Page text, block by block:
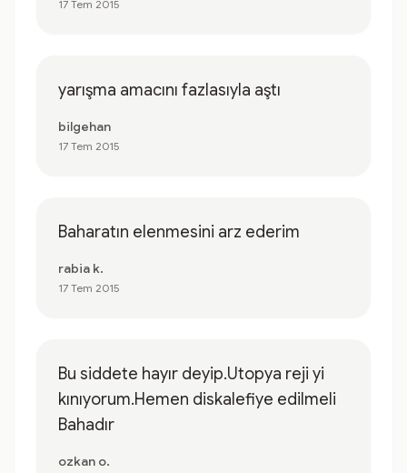
17 Tem 2015
yarışma amacını fazlasıyla aştı
bilgehan
17 Tem 2015
Baharatın elenmesini arz ederim
rabia k.
17 Tem 2015
Bu siddete hayır deyip.Utopya reji yi
kınıyorum.Hemen diskalefiye edilmeli
Bahadır
ozkan o.